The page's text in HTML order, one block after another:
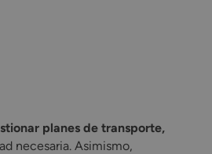
planes de transporte,
necesaria. Asimismo,